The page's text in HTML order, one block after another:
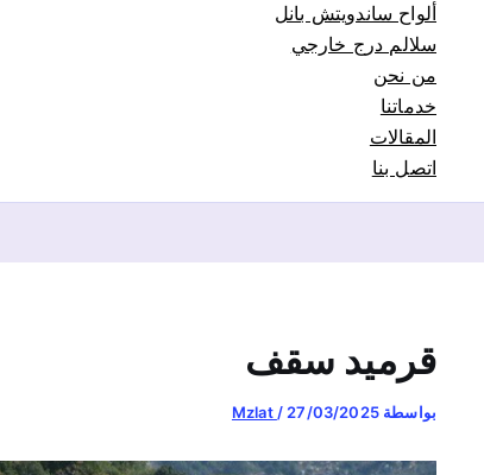
ألواح ساندويتش بانل
سلالم درج خارجي
من نحن
خدماتنا
المقالات
اتصل بنا
قرميد سقف
بواسطة Mzlat/27/03/2025